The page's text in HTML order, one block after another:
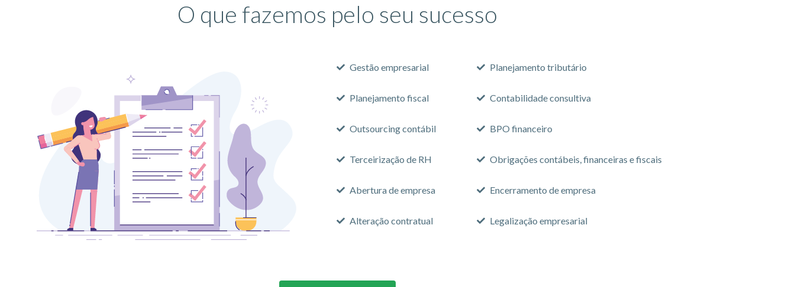
O que fazemos pelo seu sucesso​
Gestão empresarial
Planejamento fiscal
Outsourcing contábil
Terceirização de RH
Abertura de empresa
Alteração contratual
Planejamento tributário
Contabilidade consultiva
BPO financeiro
Obrigações contábeis, financeiras e fiscais
Encerramento de empresa
Legalização empresarial